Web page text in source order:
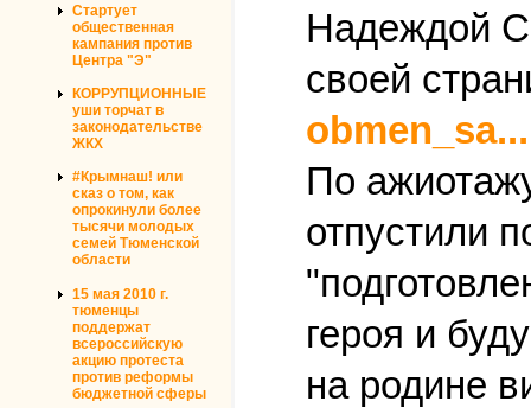
Стартует
общественная
кампания против
Центра "Э"
КОРРУПЦИОННЫЕ
уши торчат в
законодательстве
ЖКХ
#Крымнаш! или
сказ о том, как
опрокинули более
тысячи молодых
семей Тюменской
области
15 мая 2010 г.
тюменцы
поддержат
всероссийскую
акцию протеста
против реформы
бюджетной сферы
Надеждой
своей
obmen_sa...
По
отпустили
героя и
на родине